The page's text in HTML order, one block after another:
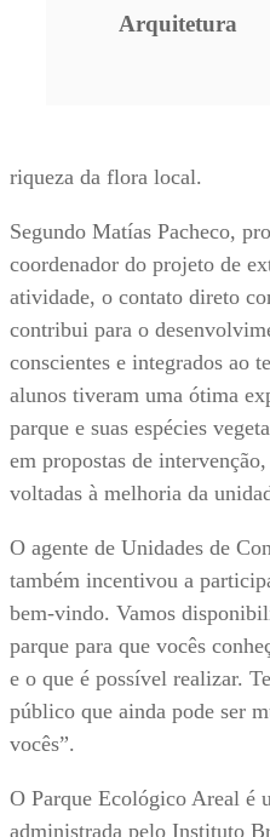
Arquitetura
riqueza da flora local.
Segundo Matías Pacheco,
coordenador do projeto de
atividade, o contato direto
contribui para o
conscientes e integrados ao
alunos tiveram uma ótima
parque e suas espécies
em propostas de
voltadas à melhoria da
O agente de Unidades de
também incentivou a
bem-vindo. Vamos
parque para que vocês
e o que é possível realizar.
público que ainda pode ser
vocês”.
O Parque Ecológico Areal é
administrada pelo Instituto